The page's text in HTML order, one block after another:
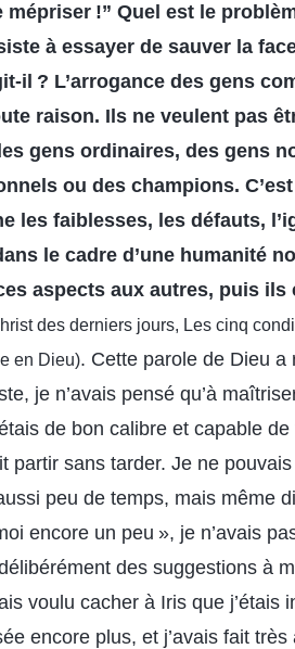
mépriser !” Quel est le
à essayer de sauver la
il ? L’arrogance des gens
raison. Ils ne veulent pas
gens ordinaires, des gens
ou des champions.
les faiblesses, les défauts,
le cadre d’une humanité
aspects aux autres, puis
des derniers jours, Les cinq
en Dieu). Cette parole de Dieu a
je n’avais pensé qu’à
de bon calibre et capable
partir sans tarder. Je ne
peu de temps, mais même
encore un peu », je n’avais
des suggestions à
voulu cacher à Iris que j’étais
encore plus, et j’avais fait